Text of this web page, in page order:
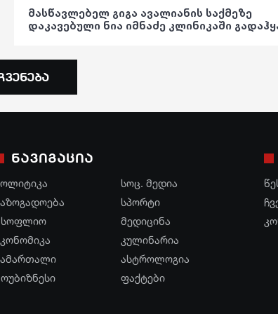
კულინარია
ასტროლოგია
ფაქტები
სოც. მედია
სპორტი
მსოფლიო
შოუბიზნესი
კულინარია
ასტროლოგია
ფრაზები
ვიდეო
პოლიტიკა
გართობა
სოც. მედია
სპორტი
მასწავლებელ გიგა ავალიანის საქმეზე
დაკავებული ნია იმნაძე კლინიკაში
ნავიგაცია
სოც. მედია
სპორტი
მედიცინა
კულინარია
ასტროლოგია
ფაქტები